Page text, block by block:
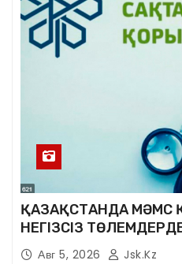
ҚАЗАҚСТАНДА МӘМС
НЕГІЗСІЗ
ЖАҢА ЖҮЙЕСІ
Авг 5, 2026 Jsk.kz